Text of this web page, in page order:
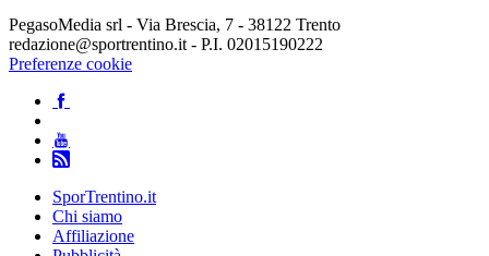
PegasoMedia srl - Via Brescia, 7 - 38122 Trento
redazione@sportrentino.it - P.I. 02015190222
Preferenze cookie
SporTrentino.it
Chi siamo
Affiliazione